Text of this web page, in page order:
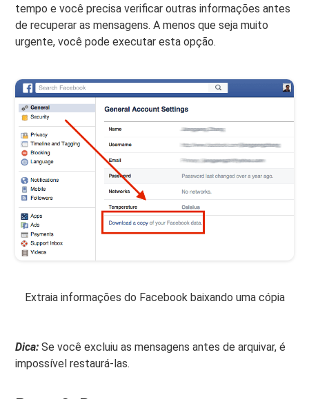
tempo e você precisa verificar outras informações antes
de recuperar as mensagens. A menos que seja muito
urgente, você pode executar esta opção.
Extraia informações do Facebook baixando uma cópia
Dica:Se você excluiu as mensagens antes de arquivar, é
impossível restaurá-las.